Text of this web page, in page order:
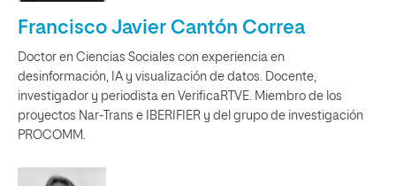
Francisco Javier Cantón Correa
Doctor en Ciencias Sociales con experiencia en
desinformación, IA y visualización de datos. Docente,
investigador y periodista en VerificaRTVE. Miembro de los
proyectos Nar-Trans e IBERIFIER y del grupo de investigación
PROCOMM.